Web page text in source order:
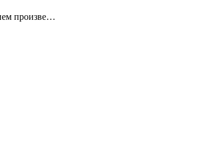
произве…